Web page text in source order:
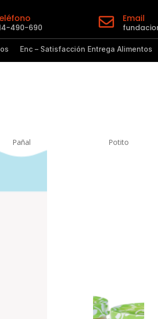
490-690  Email
Enc – Satisfacción Entrega Alimentos
Pañal Potito